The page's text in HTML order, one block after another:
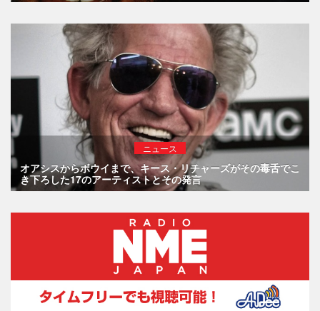
ニュース
オアシスからボウイまで、キース・リチャーズがその毒舌でこ
き下ろした17のアーティストとその発言